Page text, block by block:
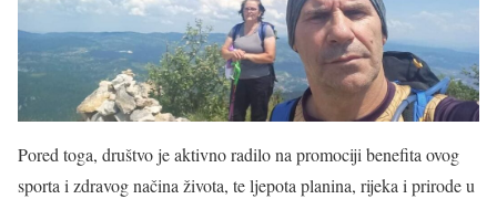
Pored toga, društvo je aktivno radilo na promociji benefita ovog
sporta i zdravog načina života, te ljepota planina, rijeka i prirode u